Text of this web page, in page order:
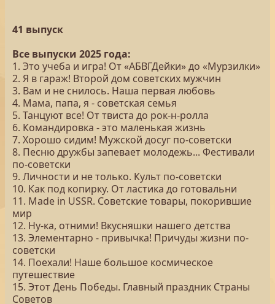
41 выпуск
Все выпуски 2025 года:
1. Это учеба и игра! От «АБВГДейки» до «Мурзилки»
2. Я в гараж! Второй дом советских мужчин
3. Вам и не снилось. Наша первая любовь
4. Мама, папа, я - советская семья
5. Танцуют все! От твиста до рок-н-ролла
6. Командировка - это маленькая жизнь
7. Хорошо сидим! Мужской досуг по-советски
8. Песню дружбы запевает молодежь... Фестивали
по-советски
9. Личности и не только. Культ по-советски
10. Как под копирку. От ластика до готовальни
11. Made in USSR. Советские товары, покорившие
мир
12. Ну-ка, отними! Вкусняшки нашего детства
13. Элементарно - привычка! Причуды жизни по-
советски
14. Поехали! Наше большое космическое
путешествие
15. Этот День Победы. Главный праздник Страны
Советов